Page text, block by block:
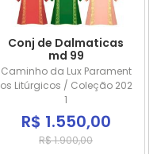
Conj de Dalmaticas
md 99
Caminho da Lux Parament
os Litúrgicos / Coleção 202
1
R$ 1.550,00
R$ 1.900,00